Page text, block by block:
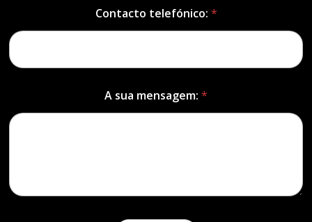
Contacto telefónico: *
A sua mensagem: *